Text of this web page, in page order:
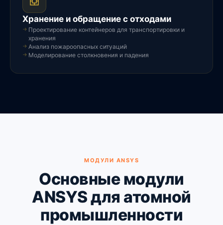
Хранение и обращение с отходами
Проектирование контейнеров для транспортировки и
хранения
Анализ пожароопасных ситуаций
Моделирование столкновения и падения
МОДУЛИ ANSYS
Основные модули
ANSYS для атомной
промышленности